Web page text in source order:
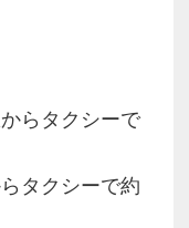
らタクシーで
タクシーで約